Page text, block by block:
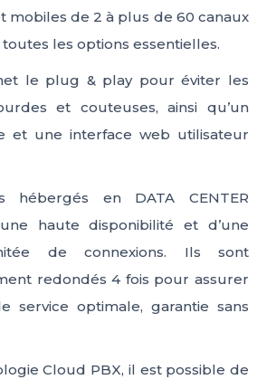
mobiles de 2 à plus de 60 canaux
les options essentielles.
le plug & play pour éviter les
et couteuses, ainsi qu’un
et une interface web utilisateur
hébergés en DATA CENTER
haute disponibilité et d’une
de connexions. Ils sont
redondés 4 fois pour assurer
service optimale, garantie sans
Cloud PBX, il est possible de